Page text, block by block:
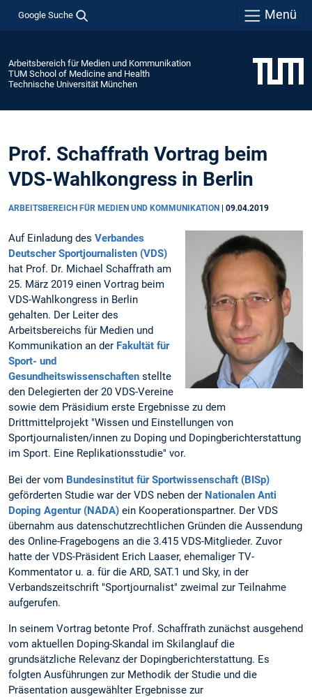
Google Suche Menü
Arbeitsbereich für Medien und Kommunikation
TUM School of Medicine and Health
Technische Universität München
Prof. Schaffrath Vortrag beim
VDS-Wahlkongress in Berlin
ARBEITSBEREICH FÜR MEDIEN UND KOMMUNIKATION 09.04.2019
Auf Einladung des Verbandes
Deutscher Sportjournalisten (VDS)
hat Prof. Dr. Michael Schaffrath am
25. März 2019 einen Vortrag beim
VDS-Wahlkongress in Berlin
gehalten. Der Leiter des
Arbeitsbereichs für Medien und
Kommunikation an der Fakultät für
Sport- und
Gesundheitswissenschaften stellte
den Delegierten der 20 VDS-Vereine
sowie dem Präsidium erste Ergebnisse zu dem
Drittmittelprojekt "Wissen und Einstellungen von
Sportjournalisten/innen zu Doping und Dopingberichterstattung
im Sport. Eine Replikationsstudie" vor.
Bei der vom Bundesinstitut für Sportwissenschaft (BISp)
geförderten Studie war der VDS neben der Nationalen Anti
Doping Agentur (NADA) ein Kooperationspartner. Der VDS
übernahm aus datenschutzrechtlichen Gründen die Aussendung
des Online-Fragebogens an die 3.415 VDS-Mitglieder. Zuvor
hatte der VDS-Präsident Erich Laaser, ehemaliger TV-
Kommentator u. a. für die ARD, SAT.1 und Sky, in der
Verbandszeitschrift "Sportjournalist" zweimal zur Teilnahme
aufgerufen.
In seinem Vortrag betonte Prof. Schaffrath zunächst ausgehend
vom aktuellen Doping-Skandal im Skilanglauf die
grundsätzliche Relevanz der Dopingberichterstattung. Es
folgten Ausführungen zur Methodik der Studie und die
Präsentation ausgewählter Ergebnisse zur